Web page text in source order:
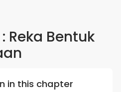
Reka Bentuk
in this chapter